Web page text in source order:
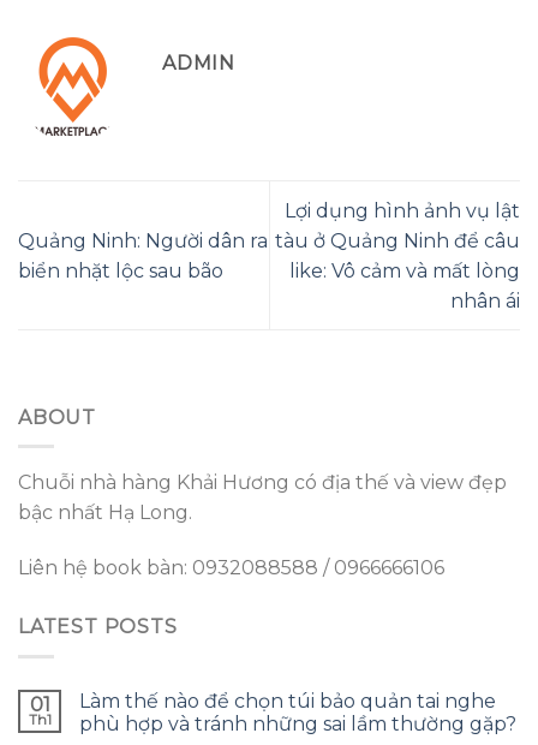
ADMIN
Quảng Ninh: Người dân ra
biển nhặt lộc sau bão
Lợi dụng hình ảnh vụ lật
tàu ở Quảng Ninh để câu
like: Vô cảm và mất lòng
nhân ái
ABOUT
Chuỗi nhà hàng Khải Hương có địa thế và view đẹp
bậc nhất Hạ Long.
Liên hệ book bàn: 0932088588 / 0966666106
LATEST POSTS
01
Th1
Làm thế nào để chọn túi bảo quản tai nghe
phù hợp và tránh những sai lầm thường gặp?